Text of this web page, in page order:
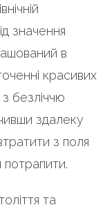
значення
в
красивих
безліччю
здалеку
з поля
потрапити.
та